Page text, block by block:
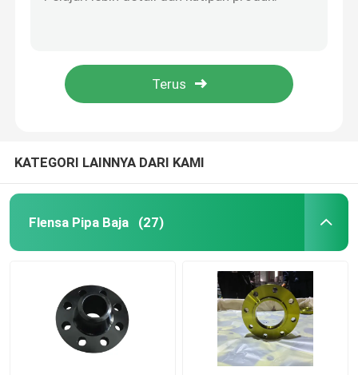
BS 4504 Flange
Flange JIS B2220
Flensa Baja Tahan Karat
Perlengkapan Pipa Stainless Steel
KATEGORI LAINNYA DARI KAMI
Flensa Pipa Baja (27)